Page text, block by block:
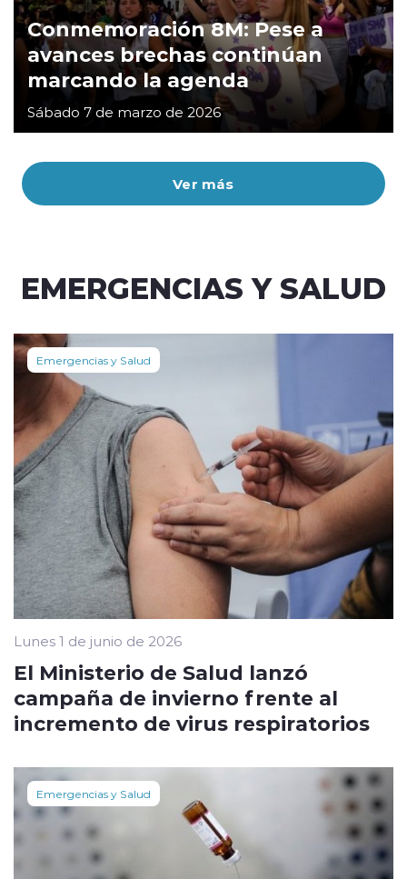
Ver más
Conmemoración 8M: Pese a
avances brechas continúan
marcando la agenda
Sábado 7 de marzo de 2026
EMERGENCIAS Y SALUD
Emergencias y Salud
Lunes 1 de junio de 2026
El Ministerio de Salud lanzó
campaña de invierno frente al
incremento de virus respiratorios
Emergencias y Salud